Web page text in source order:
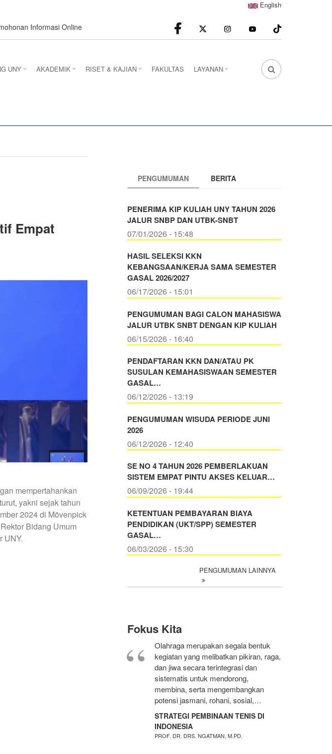
English
Informasi Online facebook Instagram youtube
FA
UNY AKADEMIK RISET & KAJIAN FAKULTAS LAYANAN
Empat
mempertahankan
yakni sejak tahun
2024 di Mövenpick
Bidang Umum
UNY.
PENGUMUMAN BERITA
PENERIMA KIP KULIAH UNY TAHUN 2026
JALUR SNBP DAN UTBK-SNBT
07/01/2026 - 15:48
HASIL SELEKSI KKN
KEBANGSAAN/KERJA SAMA SEMESTER
GASAL 2026/2027
06/17/2026 - 15:01
PENGUMUMAN BAGI CALON MAHASISWA
JALUR UTBK SNBT DENGAN KIP KULIAH
06/15/2026 - 16:40
PENDAFTARAN KKN DAN/ATAU PK
SUSULAN KEMAHASISWAAN SEMESTER
GASAL…
06/12/2026 - 13:19
PENGUMUMAN WISUDA PERIODE JUNI
2026
06/12/2026 - 12:40
SE NO 4 TAHUN 2026 PEMBERLAKUAN
SISTEM EMPAT PINTU AKSES KELUAR…
06/09/2026 - 19:44
KETENTUAN PEMBAYARAN BIAYA
PENDIDIKAN (UKT/SPP) SEMESTER
GASAL…
06/03/2026 - 15:30
PENGUMUMAN LAINNYA
Fokus Kita
Olahraga merupakan segala bentuk
kegiatan yang melibatkan pikiran, raga,
dan jiwa secara terintegrasi dan
sistematis untuk mendorong,
membina, serta mengembangkan
potensi jasmani, rohani, sosial,…
STRATEGI PEMBINAAN TENIS DI
INDONESIA
PROF. DR. DRS. NGATMAN, M.PD.